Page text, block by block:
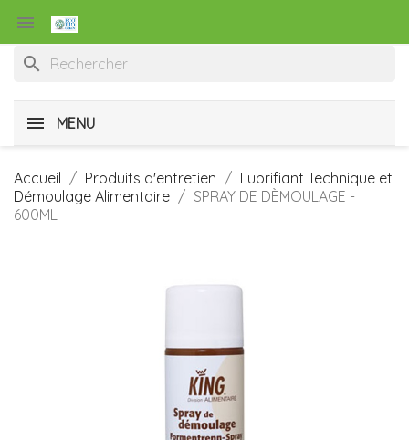

search
MENU
Accueil Produits d'entretien
Lubrifiant Technique et
Démoulage Alimentaire
SPRAY DE DÈMOULAGE -
600ML -